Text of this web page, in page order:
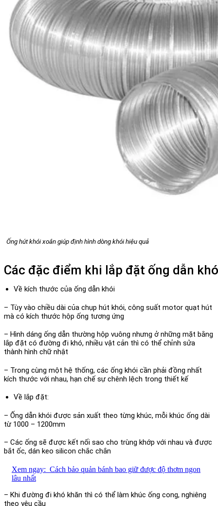
Ống hút khói xoắn giúp định hình dòng khói hiệu quả
Các đặc điểm khi lắp đặt ống dẫn
Về kích thước của ống dẫn khói
– Tùy vào chiều dài của chụp hút khói, công suất motor quạt hút
mà có kích thước hộp ống tương ứng
– Hình dáng ống dẫn thường hộp vuông nhưng ở những mặt bằng
lắp đặt có đường đi khó, nhiều vật cản thì có thể chỉnh sửa
thành hình chữ nhật
– Trong cùng một hệ thống, các ống khói cần phải đồng nhất
kích thước với nhau, hạn chế sự chênh lệch trong thiết kế
Về lắp đặt:
– Ống dẫn khói được sản xuất theo từng khúc, mỗi khúc ống dài
từ 1000 – 1200mm
– Các ống sẽ được kết nối sao cho trùng khớp với nhau và được
bắt ốc, dán keo silicon chắc chắn
Xem ngay: Cách bảo quản bánh bao giữ được độ thơm ngon
lâu nhất
– Khi đường đi khó khăn thì có thể làm khúc ống cong, nghiêng
theo yêu cầu